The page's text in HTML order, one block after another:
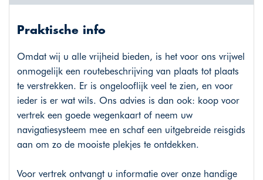
Praktische info
Omdat wij u alle vrijheid bieden, is het voor ons vrijwel
onmogelijk een routebeschrijving van plaats tot plaats
te verstrekken. Er is ongelooflijk veel te zien, en voor
ieder is er wat wils. Ons advies is dan ook: koop voor
vertrek een goede wegenkaart of neem uw
navigatiesysteem mee en schaf een uitgebreide reisgids
aan om zo de mooiste plekjes te ontdekken.
Voor vertrek ontvangt u informatie over onze handige